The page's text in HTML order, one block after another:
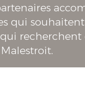
qui
recherchent